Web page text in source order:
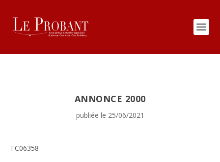
ANNONCE 2000
publiée le 25/06/2021
FC06358